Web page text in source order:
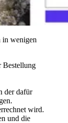
in wenigen
Bestellung
der dafür
wird.
und die